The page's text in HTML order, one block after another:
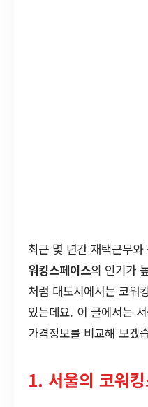
최근 몇 년간 재택근무
워킹스페이스의 인기가
처럼 대도시에서는 코워
있는데요. 이 글에서는
가격정보를 비교해 보겠
1. 서울의 코워